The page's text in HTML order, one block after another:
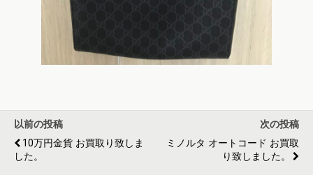
以前の投稿
10万円金貨 お買取り致しま
した。
次の投稿
ミノルタ オートコード お買取
り致しました。